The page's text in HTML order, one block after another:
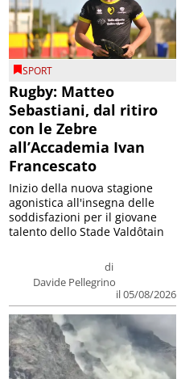
SPORT
Rugby: Matteo
Sebastiani, dal ritiro
con le Zebre
all’Accademia Ivan
Francescato
di
Davide Pellegrino
il 05/08/2026
Inizio della nuova stagione
agonistica all'insegna delle
soddisfazioni per il giovane
talento dello Stade Valdôtain